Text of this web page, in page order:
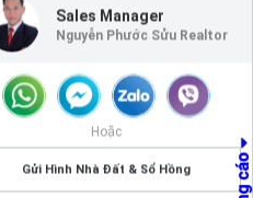
Sales Manager
Nguyễn Phước Sửu Realtor
Hoặc
Gửi Hình Nhà Đất & Sổ Hồng